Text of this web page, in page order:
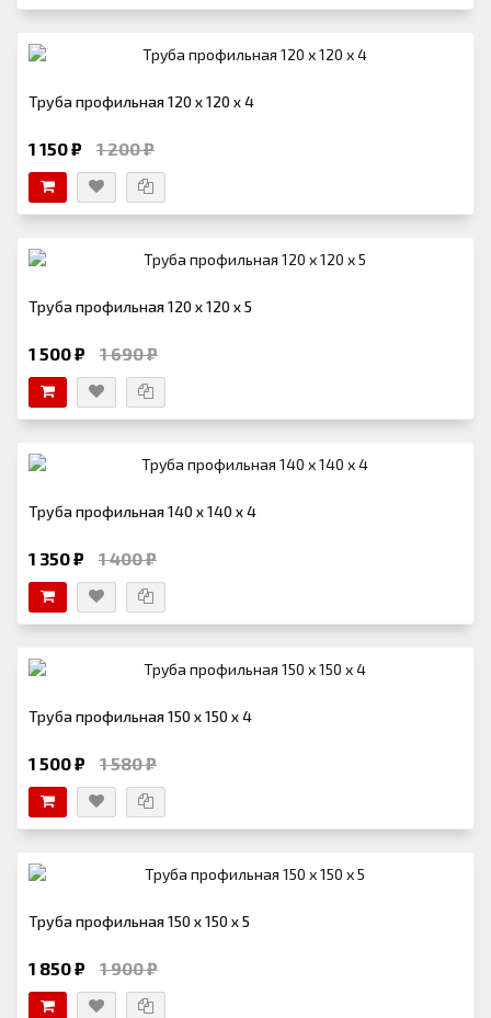
Труба профильная 120 х 120 х 4
1 150 ₽ 1 200 ₽
Труба профильная 120 х 120 х 5
1 500 ₽ 1 690 ₽
Труба профильная 140 х 140 x 4
1 350 ₽ 1 400 ₽
Труба профильная 150 х 150 х 4
1 500 ₽ 1 580 ₽
Труба профильная 150 х 150 х 5
1 850 ₽ 1 900 ₽